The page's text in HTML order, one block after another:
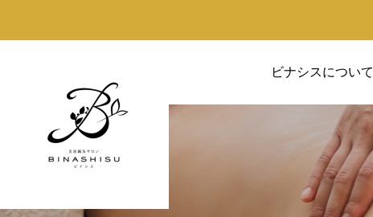
ビナシスについて